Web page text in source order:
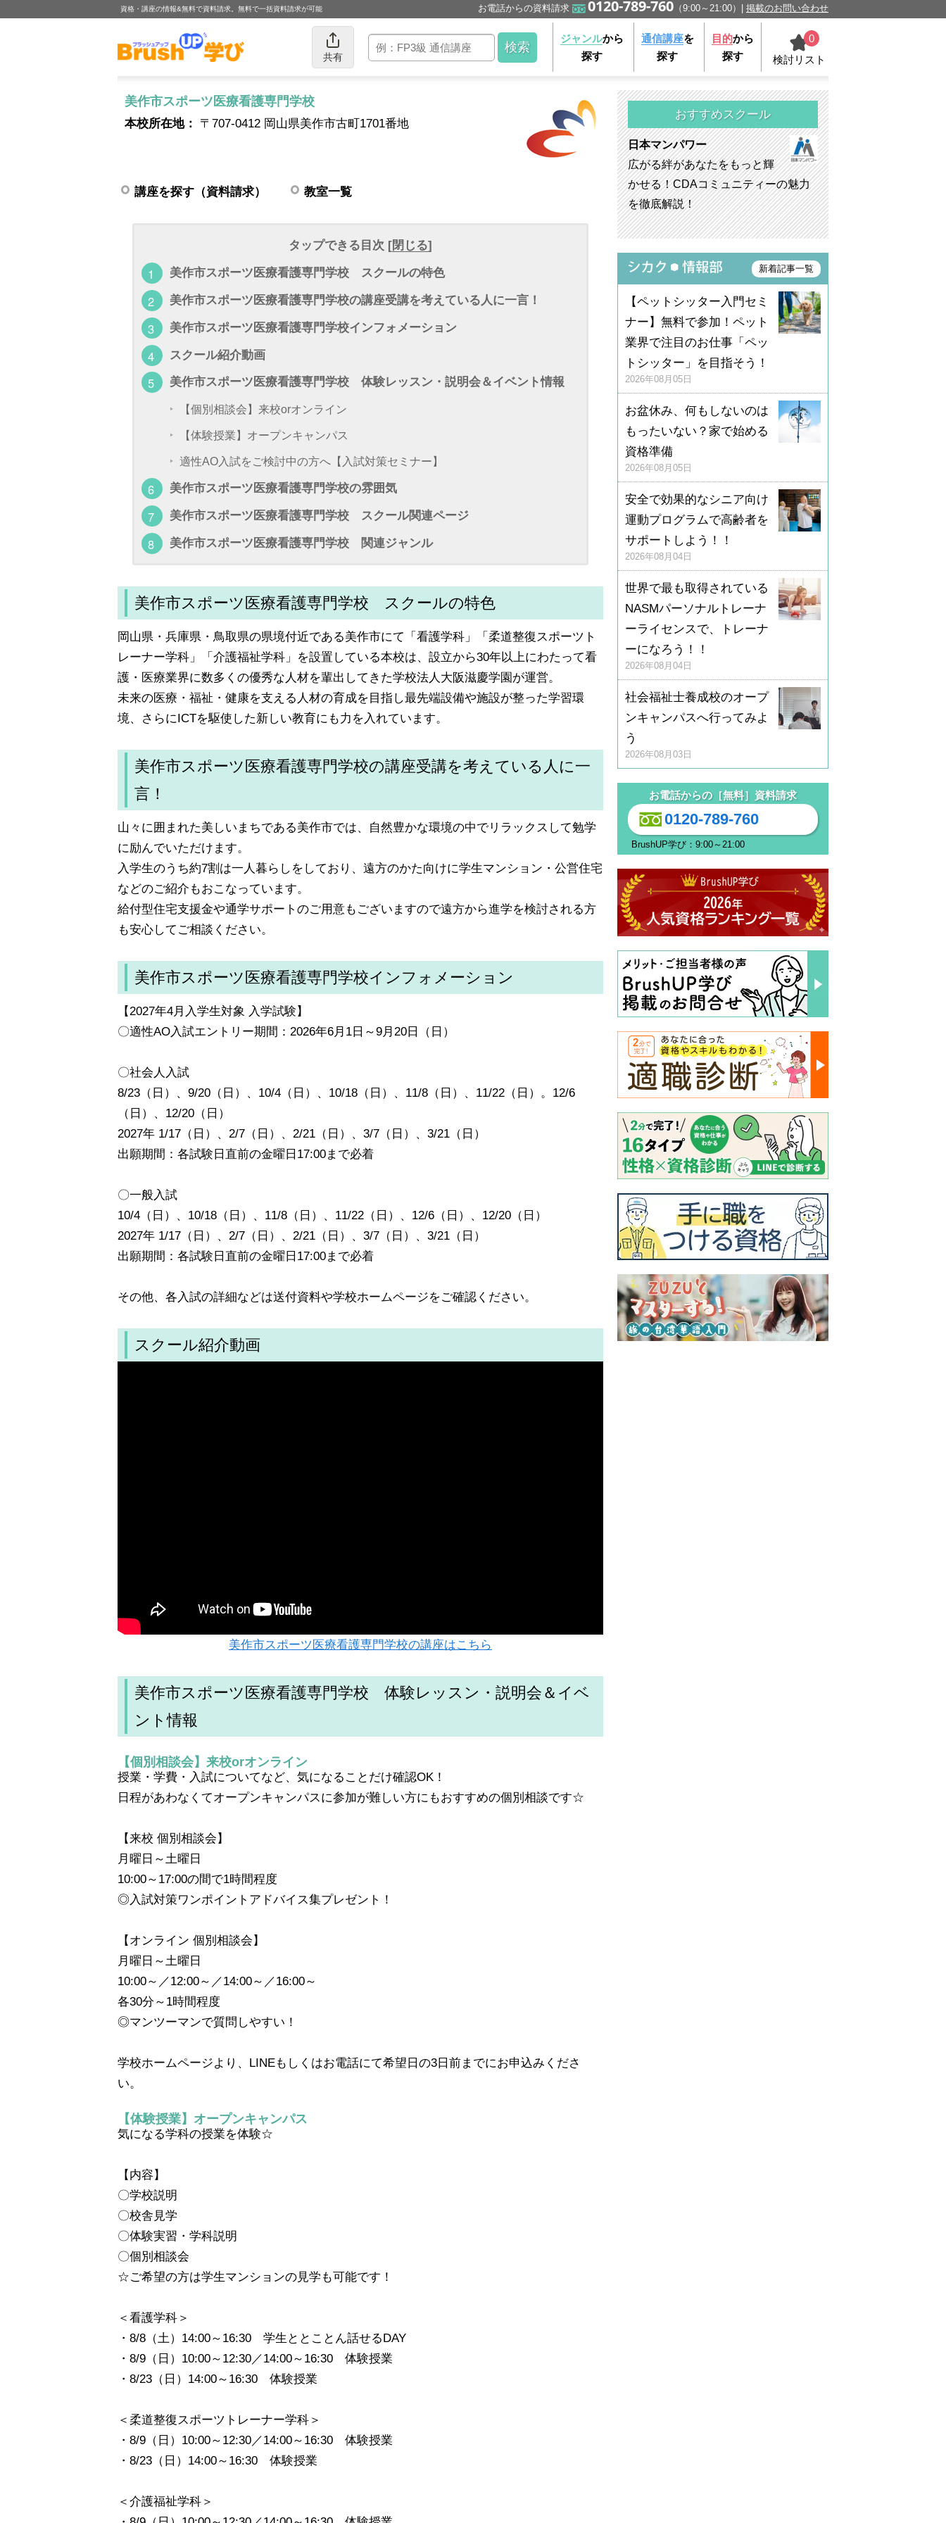
資格・講座の情報&無料で資料請求。無料で一括資料請求が可能 お電話からの資料請求 0120-789-760 （9:00～21:00） 掲載のお問い合わせ
共有
ジャンルから
探す
通信講座を
探す
目的から
探す
0
検討リスト
美作市スポーツ医療看護専門学校
本校所在地： 〒707-0412 岡山県美作市古町1701番地
講座を探す（資料請求） 教室一覧
タップできる目次 [閉じる]
美作市スポーツ医療看護専門学校 スクールの特色
美作市スポーツ医療看護専門学校の講座受講を考えている人に一言！
美作市スポーツ医療看護専門学校インフォメーション
スクール紹介動画
美作市スポーツ医療看護専門学校 体験レッスン・説明会＆イベント情報
【個別相談会】来校orオンライン
【体験授業】オープンキャンパス
適性AO入試をご検討中の方へ【入試対策セミナー】
美作市スポーツ医療看護専門学校の雰囲気
美作市スポーツ医療看護専門学校 スクール関連ページ
美作市スポーツ医療看護専門学校 関連ジャンル
美作市スポーツ医療看護専門学校 スクールの特色
岡山県・兵庫県・鳥取県の県境付近である美作市にて「看護学科」「柔道整復スポーツト
レーナー学科」「介護福祉学科」を設置している本校は、設立から30年以上にわたって看
護・医療業界に数多くの優秀な人材を輩出してきた学校法人大阪滋慶学園が運営。
未来の医療・福祉・健康を支える人材の育成を目指し最先端設備や施設が整った学習環
境、さらにICTを駆使した新しい教育にも力を入れています。
美作市スポーツ医療看護専門学校の講座受講を考えている人に一
言！
山々に囲まれた美しいまちである美作市では、自然豊かな環境の中でリラックスして勉学
に励んでいただけます。
入学生のうち約7割は一人暮らしをしており、遠方のかた向けに学生マンション・公営住宅
などのご紹介もおこなっています。
給付型住宅支援金や通学サポートのご用意もございますので遠方から進学を検討される方
も安心してご相談ください。
美作市スポーツ医療看護専門学校インフォメーション
【2027年4月入学生対象 入学試験】
〇適性AO入試エントリー期間：2026年6月1日～9月20日（日）
〇社会人入試
8/23（日）、9/20（日）、10/4（日）、10/18（日）、11/8（日）、11/22（日）。12/6
（日）、12/20（日）
2027年 1/17（日）、2/7（日）、2/21（日）、3/7（日）、3/21（日）
出願期間：各試験日直前の金曜日17:00まで必着
〇一般入試
10/4（日）、10/18（日）、11/8（日）、11/22（日）、12/6（日）、12/20（日）
2027年 1/17（日）、2/7（日）、2/21（日）、3/7（日）、3/21（日）
出願期間：各試験日直前の金曜日17:00まで必着
その他、各入試の詳細などは送付資料や学校ホームページをご確認ください。
スクール紹介動画
美作市スポーツ医療看護専門学校の講座はこちら
美作市スポーツ医療看護専門学校 体験レッスン・説明会＆イベ
ント情報
【個別相談会】来校orオンライン
授業・学費・入試についてなど、気になることだけ確認OK！
日程があわなくてオープンキャンパスに参加が難しい方にもおすすめの個別相談です☆
【来校 個別相談会】
月曜日～土曜日
10:00～17:00の間で1時間程度
◎入試対策ワンポイントアドバイス集プレゼント！
【オンライン 個別相談会】
月曜日～土曜日
10:00～／12:00～／14:00～／16:00～
各30分～1時間程度
◎マンツーマンで質問しやすい！
学校ホームページより、LINEもしくはお電話にて希望日の3日前までにお申込みくださ
い。
【体験授業】オープンキャンパス
気になる学科の授業を体験☆
【内容】
〇学校説明
〇校舎見学
〇体験実習・学科説明
〇個別相談会
☆ご希望の方は学生マンションの見学も可能です！
＜看護学科＞
・8/8（土）14:00～16:30 学生ととことん話せるDAY
・8/9（日）10:00～12:30／14:00～16:30 体験授業
・8/23（日）14:00～16:30 体験授業
＜柔道整復スポーツトレーナー学科＞
・8/9（日）10:00～12:30／14:00～16:30 体験授業
・8/23（日）14:00～16:30 体験授業
＜介護福祉学科＞
おすすめスクール
日本マンパワー
広がる絆があなたをもっと輝
かせる！CDAコミュニティーの魅力
を徹底解説！
新着記事一覧
【ペットシッター入門セミ
ナー】無料で参加！ペット
業界で注目のお仕事「ペッ
トシッター」を目指そう！
2026年08月05日
お盆休み、何もしないのは
もったいない？家で始める
資格準備
2026年08月05日
安全で効果的なシニア向け
運動プログラムで高齢者を
サポートしよう！！
2026年08月04日
世界で最も取得されている
NASMパーソナルトレーナ
ーライセンスで、トレーナ
ーになろう！！
2026年08月04日
社会福祉士養成校のオープ
ンキャンパスへ行ってみよ
う
2026年08月03日
お電話からの［無料］資料請求
0120-789-760
BrushUP学び：9:00～21:00